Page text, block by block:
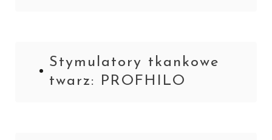
Stymulatory tkankowe
twarz: PROFHILO